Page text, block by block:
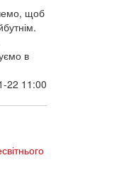
щоб
в
22 11:00